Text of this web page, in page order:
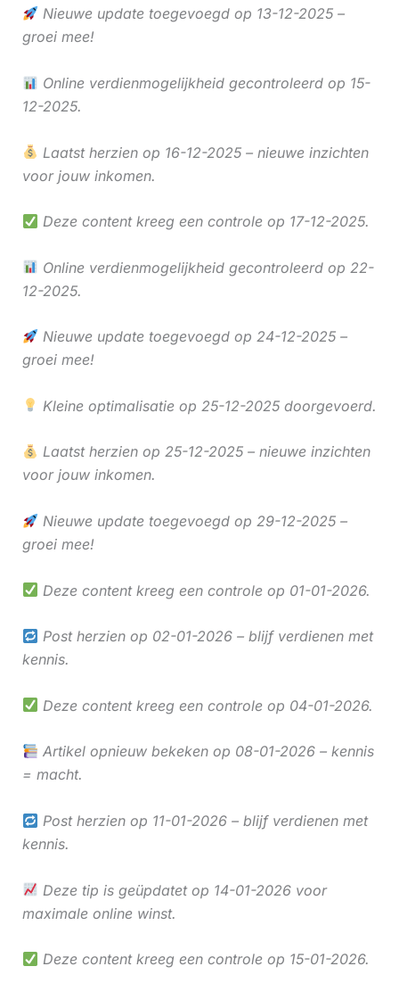
Nieuwe update toegevoegd op 13-12-2025 –
groei mee!
Online verdienmogelijkheid gecontroleerd op 15-
12-2025.
Laatst herzien op 16-12-2025 – nieuwe inzichten
voor jouw inkomen.
Deze content kreeg een controle op 17-12-2025.
Online verdienmogelijkheid gecontroleerd op 22-
12-2025.
Nieuwe update toegevoegd op 24-12-2025 –
groei mee!
Kleine optimalisatie op 25-12-2025 doorgevoerd.
Laatst herzien op 25-12-2025 – nieuwe inzichten
voor jouw inkomen.
Nieuwe update toegevoegd op 29-12-2025 –
groei mee!
Deze content kreeg een controle op 01-01-2026.
Post herzien op 02-01-2026 – blijf verdienen met
kennis.
Deze content kreeg een controle op 04-01-2026.
Artikel opnieuw bekeken op 08-01-2026 – kennis
= macht.
Post herzien op 11-01-2026 – blijf verdienen met
kennis.
Deze tip is geüpdatet op 14-01-2026 voor
maximale online winst.
Deze content kreeg een controle op 15-01-2026.